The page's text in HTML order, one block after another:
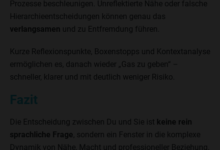
Prozesse beschleunigen. Unreflektierte Nähe oder falsche
Hierarchieentscheidungen können genau das
verlangsamen und zu Entfremdung führen.
Kurze Reflexionspunkte, Boxenstopps und Kontextanalyse
ermöglichen es, danach wieder „Gas zu geben“ –
schneller, klarer und mit deutlich weniger Risiko.
Fazit
Die Entscheidung zwischen Du und Sie ist keine rein
sprachliche Frage, sondern ein Fenster in die komplexe
Dynamik von Nähe, Macht und professioneller Beziehung.